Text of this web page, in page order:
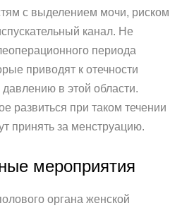
с выделением мочи, риском
канал. Не
периода
приводят к отечности
в этой области.
развиться при таком течении
принять за менструацию.
мероприятия
органа женской